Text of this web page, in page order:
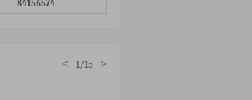
84156574
< 1/15 >